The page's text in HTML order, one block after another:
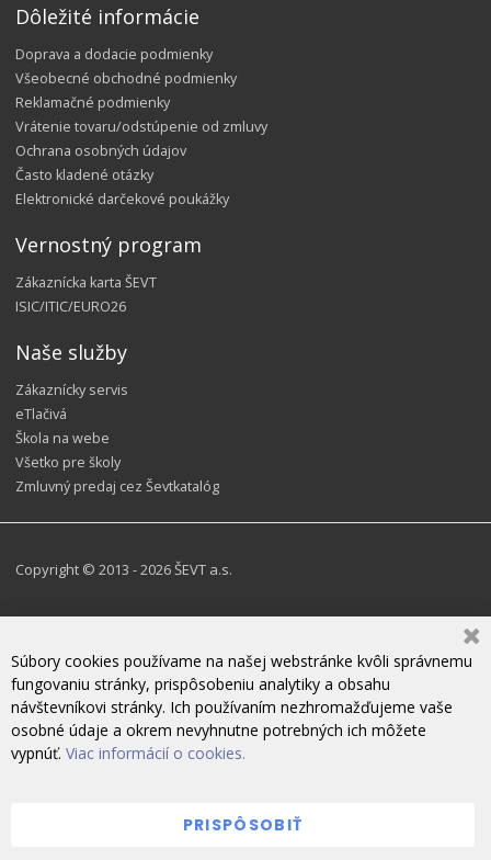
Dôležité informácie
Doprava a dodacie podmienky
Všeobecné obchodné podmienky
Reklamačné podmienky
Vrátenie tovaru/odstúpenie od zmluvy
Ochrana osobných údajov
Často kladené otázky
Elektronické darčekové poukážky
Vernostný program
Zákaznícka karta ŠEVT
ISIC/ITIC/EURO26
Naše služby
Zákaznícky servis
eTlačivá
Škola na webe
Všetko pre školy
Zmluvný predaj cez Ševtkatalóg
Copyright © 2013 - 2026 ŠEVT a.s.
Súbory cookies používame na našej webstránke kvôli správnemu
fungovaniu stránky, prispôsobeniu analytiky a obsahu
návštevníkovi stránky. Ich používaním nezhromažďujeme vaše
osobné údaje a okrem nevyhnutne potrebných ich môžete
vypnúť. Viac informácií o cookies.
PRISPÔSOBIŤ